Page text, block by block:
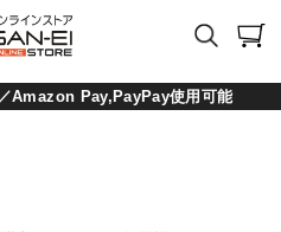
Amazon Pay,PayPay使用可能